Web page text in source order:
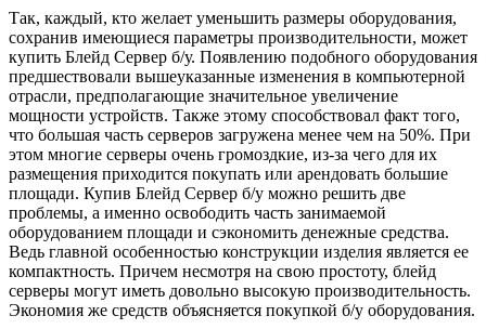
Так, каждый, кто желает уменьшить размеры оборудования,
сохранив имеющиеся параметры производительности, может
купить Блейд Сервер б/у. Появлению подобного оборудования
предшествовали вышеуказанные изменения в компьютерной
отрасли, предполагающие значительное увеличение
мощности устройств. Также этому способствовал факт того,
что большая часть серверов загружена менее чем на 50%. При
этом многие серверы очень громоздкие, из-за чего для их
размещения приходится покупать или арендовать большие
площади. Купив Блейд Сервер б/у можно решить две
проблемы, а именно освободить часть занимаемой
оборудованием площади и сэкономить денежные средства.
Ведь главной особенностью конструкции изделия является ее
компактность. Причем несмотря на свою простоту, блейд
серверы могут иметь довольно высокую производительность.
Экономия же средств объясняется покупкой б/у оборудования.